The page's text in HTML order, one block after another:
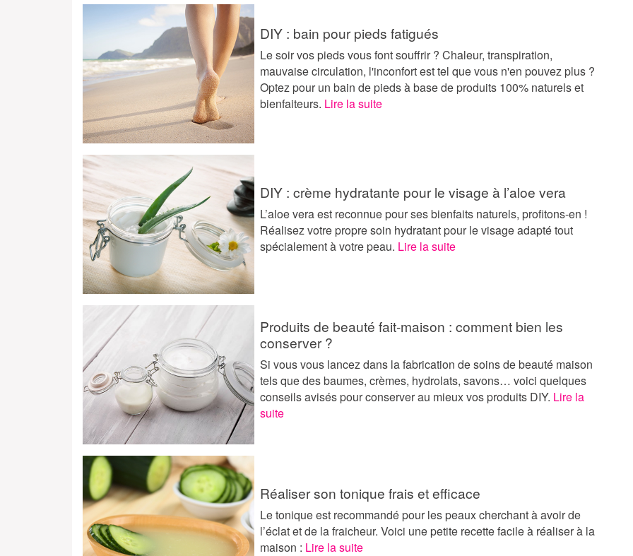
DIY : bain pour pieds fatigués
Le soir vos pieds vous font souffrir ? Chaleur, transpiration,
mauvaise circulation, l'inconfort est tel que vous n'en pouvez plus ?
Optez pour un bain de pieds à base de produits 100% naturels et
bienfaiteurs. Lire la suite
DIY : crème hydratante pour le visage à l’aloe vera
L’aloe vera est reconnue pour ses bienfaits naturels, profitons-en !
Réalisez votre propre soin hydratant pour le visage adapté tout
spécialement à votre peau. Lire la suite
Produits de beauté fait-maison : comment bien les
conserver ?
Si vous vous lancez dans la fabrication de soins de beauté maison
tels que des baumes, crèmes, hydrolats, savons… voici quelques
conseils avisés pour conserver au mieux vos produits DIY. Lire la
suite
Réaliser son tonique frais et efficace
Le tonique est recommandé pour les peaux cherchant à avoir de
l’éclat et de la fraicheur. Voici une petite recette facile à réaliser à la
maison : Lire la suite